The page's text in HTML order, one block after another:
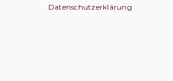
Datenschutzerklärung